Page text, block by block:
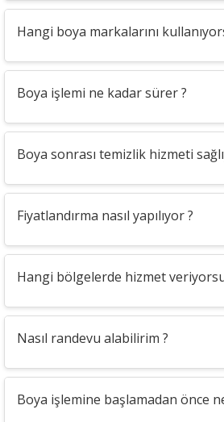
Hangi boya markalarını
Boya işlemi ne kadar sürer ?
Boya sonrası temizlik hizmeti
Fiyatlandırma nasıl yapılıyor ?
Hangi bölgelerde hizmet
Nasıl randevu alabilirim ?
Boya işlemine başlamadan önce